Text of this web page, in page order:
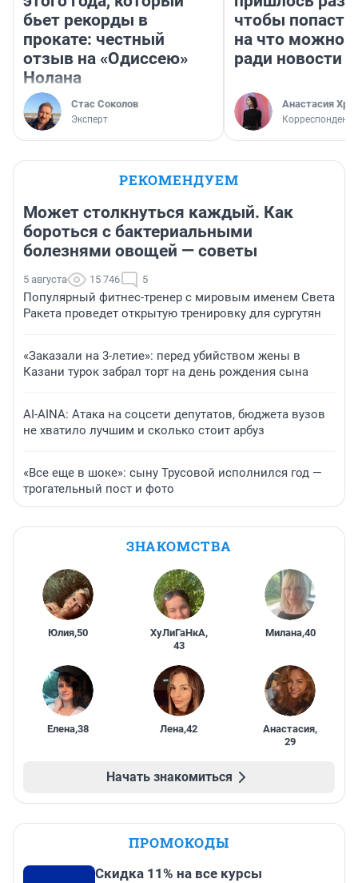
бьет рекорды в
прокате: честный
отзыв на «Одиссею»
Нолана
Стас Соколов
Эксперт
чтобы попасть
на что можно
ради новости
Анастасия
Корреспондент
РЕКОМЕНДУЕМ
Может столкнуться каждый. Как
бороться с бактериальными
болезнями овощей — советы
5 августа 15 746 5
Популярный фитнес-тренер с мировым именем Света
Ракета проведет открытую тренировку для сургутян
«Заказали на 3-летие»: перед убийством жены в
Казани турок забрал торт на день рождения сына
AI-AINA: Атака на соцсети депутатов, бюджета вузов
не хватило лучшим и сколько стоит арбуз
«Все еще в шоке»: сыну Трусовой исполнился год —
трогательный пост и фото
ЗНАКОМСТВА
Юлия,50 ХуЛиГаНкА,
43
Милана,40
Елена,38 Лена,42 Анастасия,
29
Начать знакомиться
ПРОМОКОДЫ
Скидка 11% на все курсы